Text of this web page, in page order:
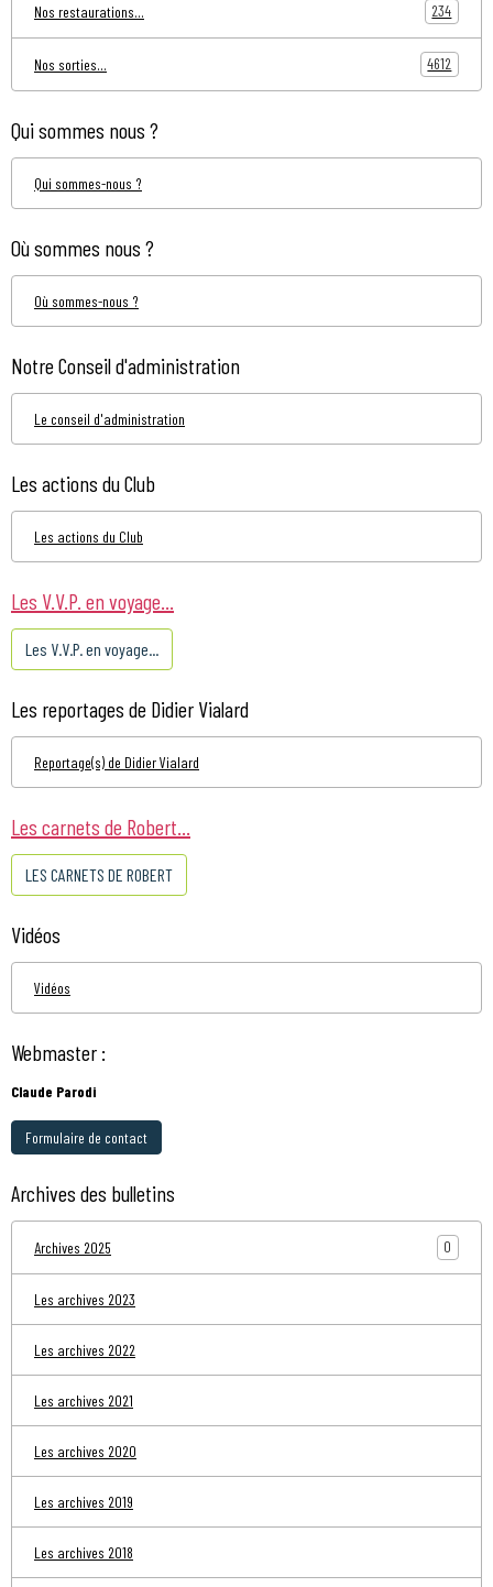
Nos restaurations... 234
Nos sorties... 4612
Qui sommes nous ?
Qui sommes-nous ?
Où sommes nous ?
Où sommes-nous ?
Notre Conseil d'administration
Le conseil d'administration
Les actions du Club
Les actions du Club
Les V.V.P. en voyage...
Les V.V.P. en voyage...
Les reportages de Didier Vialard
Reportage(s) de Didier Vialard
Les carnets de Robert...
LES CARNETS DE ROBERT
Vidéos
Vidéos
Webmaster :
Claude Parodi
Formulaire de contact
Archives des bulletins
Archives 2025 0
Les archives 2023
Les archives 2022
Les archives 2021
Les archives 2020
Les archives 2019
Les archives 2018